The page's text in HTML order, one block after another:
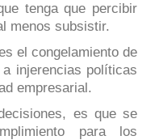
tenga que percibir
menos subsistir.
el congelamiento de
injerencias políticas
empresarial.
es que se
para los